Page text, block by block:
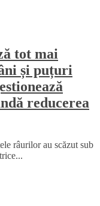
tot mai
și puțuri
reducerea
râurilor au scăzut sub